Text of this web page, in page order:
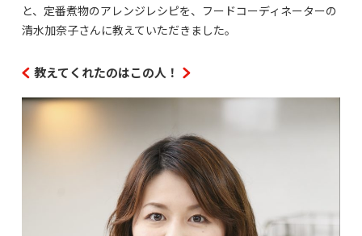
と、定番煮物のアレンジレシピを、フードコーディネーターの
清水加奈子さんに教えていただきました。
教えてくれたのはこの人！